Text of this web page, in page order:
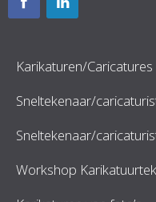
Karikaturen/Caricatures
Sneltekenaar/
Sneltekenaar/
Workshop